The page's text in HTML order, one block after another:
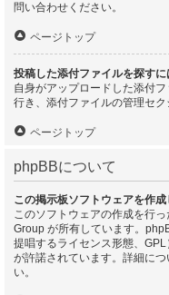
問い合わせください。
ページトップ
投稿した添付ファイルを探すに
自身がアップロードした添付
行き、添付ファイルの管理セク
ページトップ
phpBBについて
この掲示板ソフトウェアを作
このソフトウェアの作成を行っ
Group が所有しています。
提唱するライセンス形態、
が許諾されています。詳細に
い。